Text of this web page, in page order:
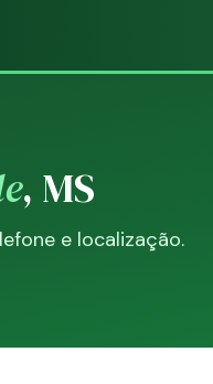
, MS
e localização.